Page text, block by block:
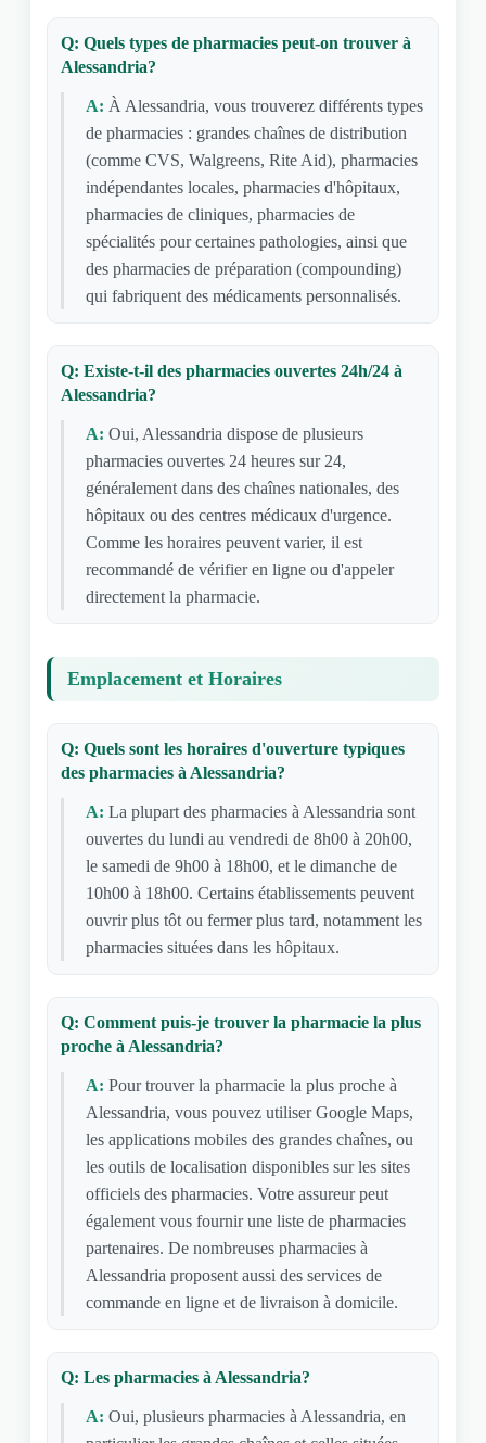
Q: Quels types de pharmacies peut-on trouver à
Alessandria?
A: À Alessandria, vous trouverez différents types
de pharmacies : grandes chaînes de distribution
(comme CVS, Walgreens, Rite Aid), pharmacies
indépendantes locales, pharmacies d'hôpitaux,
pharmacies de cliniques, pharmacies de
spécialités pour certaines pathologies, ainsi que
des pharmacies de préparation (compounding)
qui fabriquent des médicaments personnalisés.
Q: Existe-t-il des pharmacies ouvertes 24h/24 à
Alessandria?
A: Oui, Alessandria dispose de plusieurs
pharmacies ouvertes 24 heures sur 24,
généralement dans des chaînes nationales, des
hôpitaux ou des centres médicaux d'urgence.
Comme les horaires peuvent varier, il est
recommandé de vérifier en ligne ou d'appeler
directement la pharmacie.
Emplacement et Horaires
Q: Quels sont les horaires d'ouverture typiques
des pharmacies à Alessandria?
A: La plupart des pharmacies à Alessandria sont
ouvertes du lundi au vendredi de 8h00 à 20h00,
le samedi de 9h00 à 18h00, et le dimanche de
10h00 à 18h00. Certains établissements peuvent
ouvrir plus tôt ou fermer plus tard, notamment les
pharmacies situées dans les hôpitaux.
Q: Comment puis-je trouver la pharmacie la plus
proche à Alessandria?
A: Pour trouver la pharmacie la plus proche à
Alessandria, vous pouvez utiliser Google Maps,
les applications mobiles des grandes chaînes, ou
les outils de localisation disponibles sur les sites
officiels des pharmacies. Votre assureur peut
également vous fournir une liste de pharmacies
partenaires. De nombreuses pharmacies à
Alessandria proposent aussi des services de
commande en ligne et de livraison à domicile.
Q: Les pharmacies à Alessandria?
A: Oui, plusieurs pharmacies à Alessandria, en